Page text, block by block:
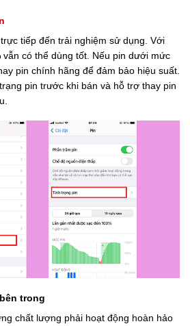
tiếp đến trải nghiệm sử dụng. Với
vẫn có thể dùng tốt. Nếu pin dưới mức
pin chính hãng để đảm bảo hiệu suất.
pin trước khi bán và hỗ trợ thay pin
trong
chất lượng phải hoạt động hoàn hảo